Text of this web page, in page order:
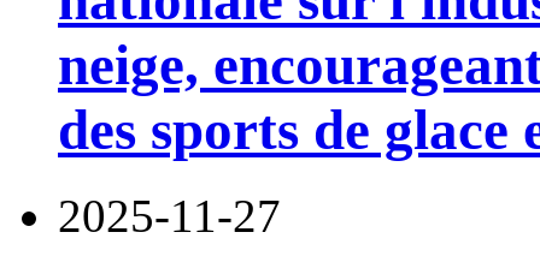
neige,
des sports de glace
2025-11-27